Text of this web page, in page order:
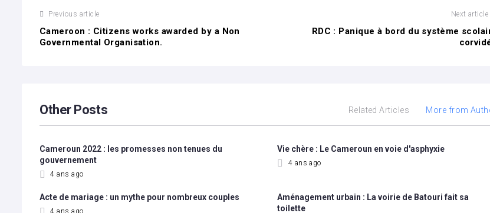
Previous article
Cameroon : Citizens works awarded by a Non
Governmental Organisation.
Next article
RDC : Panique à bord du système
Other Posts Related Articles More from
Cameroun 2022 : les promesses non tenues du
gouvernement
4 ans ago
Vie chère : Le Cameroun en voie d'asphyxie
4 ans ago
Acte de mariage : un mythe pour nombreux couples
4 ans ago
Aménagement urbain : La voirie de Batouri fait sa
toilette